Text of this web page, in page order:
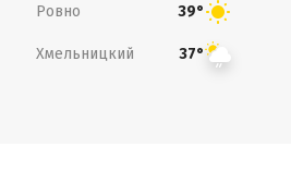
Ровно 39°
Хмельницкий 37°